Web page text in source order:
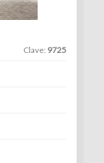
Clave: 9725